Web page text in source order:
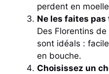
perdent en
Ne les faites pas
Des Florentins
sont idéals :
en bouche.
Choisissez un